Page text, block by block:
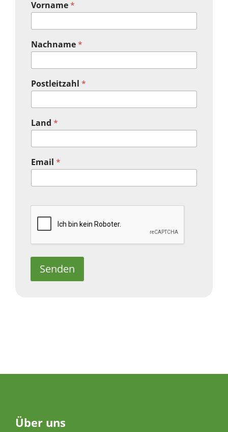
Vorname*
Nachname*
Postleitzahl *
Land *
Email *
Senden
Über uns